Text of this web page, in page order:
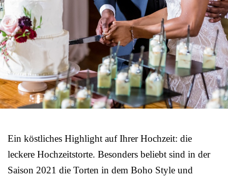
Ein köstliches Highlight auf Ihrer Hochzeit: die
leckere Hochzeitstorte. Besonders beliebt sind in der
Saison 2021 die Torten in dem Boho Style und